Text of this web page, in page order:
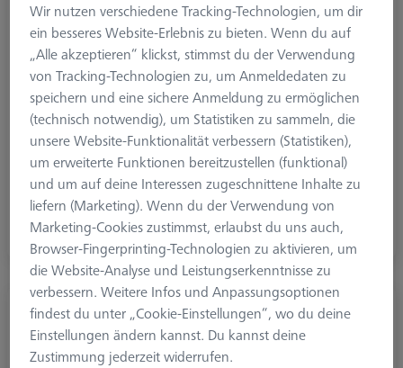
Grundplatten
Die Basis für die Quader, Konstruktionselemente und Sets
Wir nutzen verschiedene Tracking-Technologien, um dir
ein besseres Website-Erlebnis zu bieten. Wenn du auf
„Alle akzeptieren“ klickst, stimmst du der Verwendung
von Tracking-Technologien zu, um Anmeldedaten zu
speichern und eine sichere Anmeldung zu ermöglichen
(technisch notwendig), um Statistiken zu sammeln, die
unsere Website-Funktionalität verbessern (Statistiken),
um erweiterte Funktionen bereitzustellen (funktional)
und um auf deine Interessen zugeschnittene Inhalte zu
liefern (Marketing). Wenn du der Verwendung von
Marketing-Cookies zustimmst, erlaubst du uns auch,
Browser-Fingerprinting-Technologien zu aktivieren, um
die Website-Analyse und Leistungserkenntnisse zu
verbessern. Weitere Infos und Anpassungsoptionen
findest du unter „Cookie-Einstellungen“, wo du deine
Einstellungen ändern kannst. Du kannst deine
Zustimmung jederzeit widerrufen.